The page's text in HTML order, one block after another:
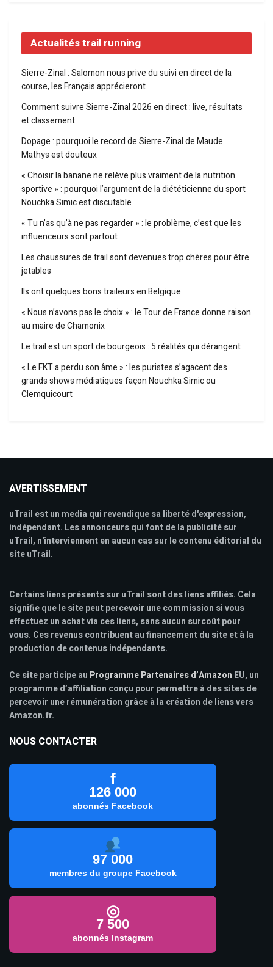
Actualités trail running
Sierre-Zinal : Salomon nous prive du suivi en direct de la
course, les Français apprécieront
Comment suivre Sierre-Zinal 2026 en direct : live, résultats
et classement
Dopage : pourquoi le record de Sierre-Zinal de Maude
Mathys est douteux
« Choisir la banane ne relève plus vraiment de la nutrition
sportive » : pourquoi l’argument de la diététicienne du sport
Nouchka Simic est discutable
« Tu n’as qu’à ne pas regarder » : le problème, c’est que les
influenceurs sont partout
Les chaussures de trail sont devenues trop chères pour être
jetables
Ils ont quelques bons traileurs en Belgique
« Nous n’avons pas le choix » : le Tour de France donne raison
au maire de Chamonix
Le trail est un sport de bourgeois : 5 réalités qui dérangent
« Le FKT a perdu son âme » : les puristes s’agacent des
grands shows médiatiques façon Nouchka Simic ou
Clemquicourt
AVERTISSEMENT
uTrail est un media qui revendique sa liberté d'expression,
indépendant. Les annonceurs qui font de la publicité sur
uTrail, n'interviennent en aucun cas sur le contenu éditorial du
site uTrail.
Certains liens présents sur uTrail sont des liens affiliés. Cela
signifie que le site peut percevoir une commission si vous
effectuez un achat via ces liens, sans aucun surcoût pour
vous. Ces revenus contribuent au financement du site et à la
production de contenus indépendants.
Ce site participe au Programme Partenaires d’Amazon EU, un
programme d’affiliation conçu pour permettre à des sites de
percevoir une rémunération grâce à la création de liens vers
Amazon.fr.
NOUS CONTACTER
f
126 000
abonnés Facebook
97 000
membres du groupe Facebook
◎
7 500
abonnés Instagram